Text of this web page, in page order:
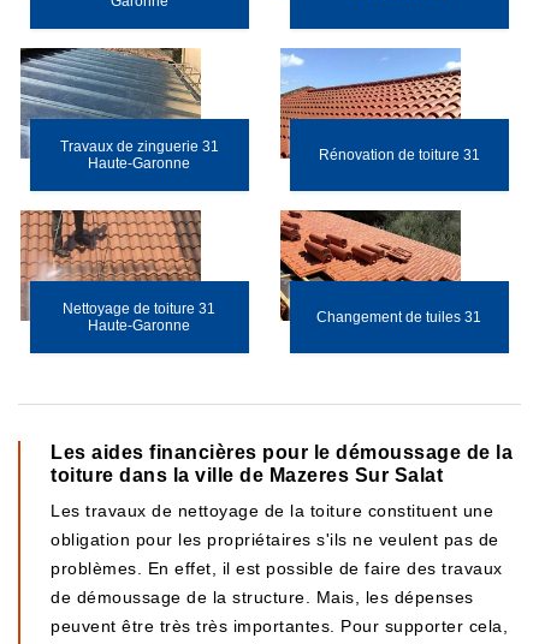
Travaux de zinguerie 31
Haute-Garonne
Rénovation de toiture 31
Nettoyage de toiture 31
Haute-Garonne
Changement de tuiles 31
Les aides financières pour le démoussage de la
toiture dans la ville de Mazeres Sur Salat
Les travaux de nettoyage de la toiture constituent une
obligation pour les propriétaires s'ils ne veulent pas de
problèmes. En effet, il est possible de faire des travaux
de démoussage de la structure. Mais, les dépenses
peuvent être très très importantes. Pour supporter cela,